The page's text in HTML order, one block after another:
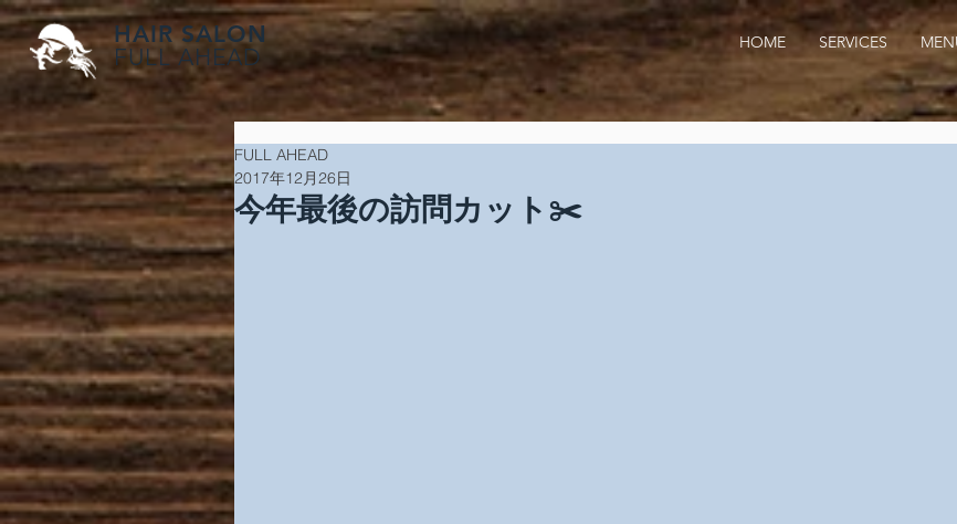
HAIR SALON
FULL AHEAD
HOME SERVICES
今年最後の訪問カット✂️
FULL AHEAD
2017年12月26日